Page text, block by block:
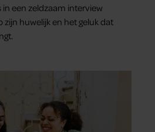
in een zeldzaam interview
zijn huwelijk en het geluk dat